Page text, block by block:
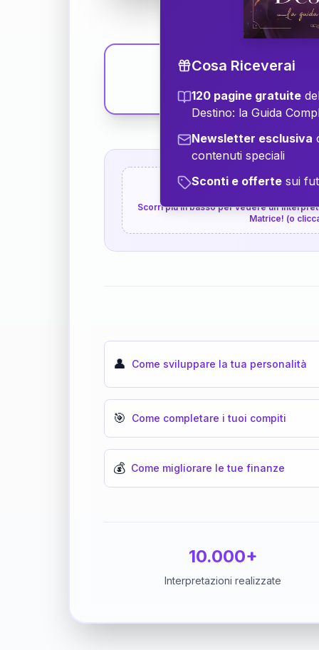
👇 P.S. Interpretazione
Scorri più in basso per vedere
Matrice! (o
👤 Come sviluppare la tua personalità
🎯 Come completare i tuoi compiti
💰 Come migliorare le tue finanze
10.000+
Interpretazioni realizzate
Cosa Riceverai
120 pagine gratuite
Destino: la Guida
Newsletter esclusiva
contenuti speciali
Sconti e offerte sui